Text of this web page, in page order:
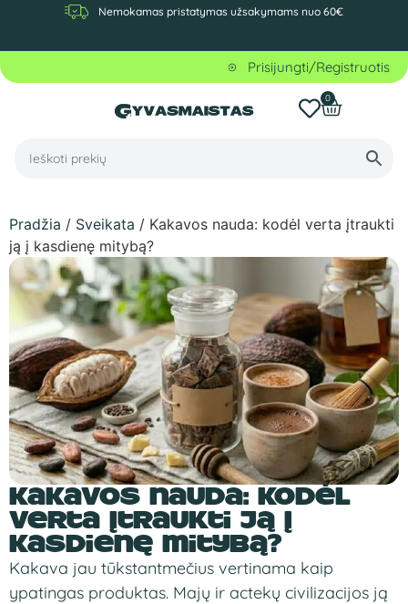
Nemokamas pristatymas užsakymams nuo 60€
Prisijungti/Registruotis
0
Pradžia / Sveikata / Kakavos nauda: kodėl verta įtraukti
ją į kasdienę mitybą?
Kakavos nauda: kodėl
verta įtraukti ją į
kasdienę mitybą?
Kakava jau tūkstantmečius vertinama kaip
ypatingas produktas. Majų ir actekų civilizacijos ją